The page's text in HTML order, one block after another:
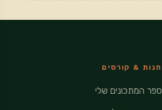
חנות & קורסים
ספר המתכונים שלי